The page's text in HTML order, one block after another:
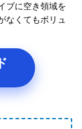
ブに空き領域を
なくてもボリュ